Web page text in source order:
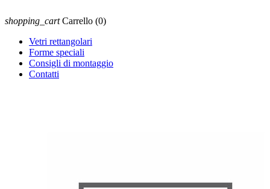
shopping_cart Carrello (0)
Vetri rettangolari
Forme speciali
Consigli di montaggio
Contatti